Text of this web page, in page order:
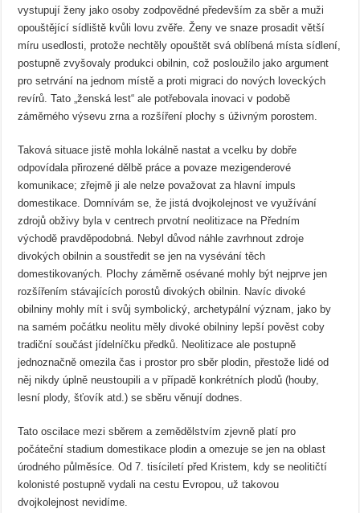
vystupují ženy jako osoby zodpovědné především za sběr a muži
opouštějící sídliště kvůli lovu zvěře. Ženy ve snaze prosadit větší
míru usedlosti, protože nechtěly opouštět svá oblíbená místa sídlení,
postupně zvyšovaly produkci obilnin, což posloužilo jako argument
pro setrvání na jednom místě a proti migraci do nových loveckých
revírů. Tato „ženská lest“ ale potřebovala inovaci v podobě
záměrného výsevu zrna a rozšíření plochy s úživným porostem.
Taková situace jistě mohla lokálně nastat a vcelku by dobře
odpovídala přirozené dělbě práce a povaze mezigenderové
komunikace; zřejmě ji ale nelze považovat za hlavní impuls
domestikace. Domnívám se, že jistá dvojkolejnost ve využívání
zdrojů obživy byla v centrech prvotní neolitizace na Předním
východě pravděpodobná. Nebyl důvod náhle zavrhnout zdroje
divokých obilnin a soustředit se jen na vysévání těch
domestikovaných. Plochy záměrně osévané mohly být nejprve jen
rozšířením stávajících porostů divokých obilnin. Navíc divoké
obilniny mohly mít i svůj symbolický, archetypální význam, jako by
na samém počátku neolitu měly divoké obilniny lepší pověst coby
tradiční součást jídelníčku předků. Neolitizace ale postupně
jednoznačně omezila čas i prostor pro sběr plodin, přestože lidé od
něj nikdy úplně neustoupili a v případě konkrétních plodů (houby,
lesní plody, šťovík atd.) se sběru věnují dodnes.
Tato oscilace mezi sběrem a zemědělstvím zjevně platí pro
počáteční stadium domestikace plodin a omezuje se jen na oblast
úrodného půlměsíce. Od 7. tisíciletí před Kristem, kdy se neolitičtí
kolonisté postupně vydali na cestu Evropou, už takovou
dvojkolejnost nevidíme.